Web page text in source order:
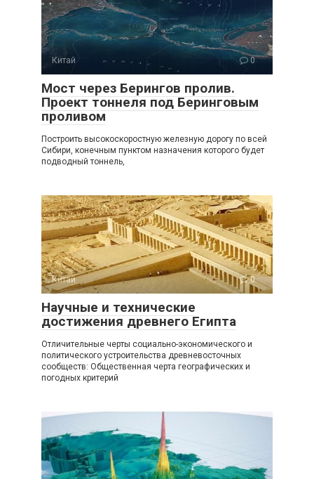
Китай 0
Мост через Берингов пролив.
Проект тоннеля под Беринговым
проливом
Построить высокоскоростную железную дорогу по всей
Сибири, конечным пунктом назначения которого будет
подводный тоннель,
Китай 0
Научные и технические
достижения древнего Египта
Отличительные черты социально-экономического и
политического устроительства древневосточных
сообществ: Общественная черта географических и
погодных критерий